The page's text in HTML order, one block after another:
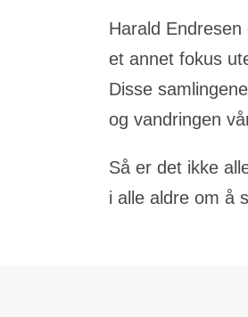
Harald
et annet fokus
Disse
og vandringen
Så er det ikke
i alle aldre om å